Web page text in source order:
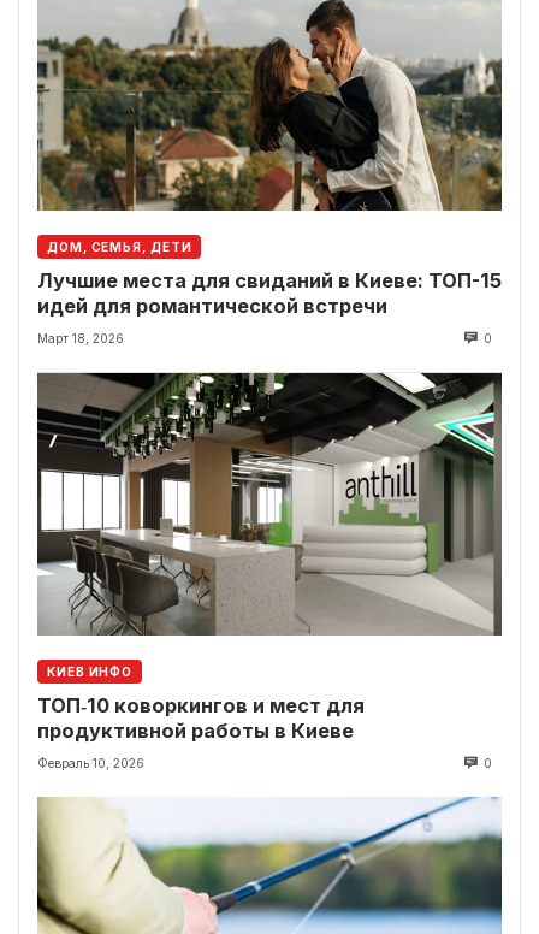
ДОМ, СЕМЬЯ, ДЕТИ
Лучшие места для свиданий в Киеве: ТОП-15
идей для романтической встречи
Март 18, 2026 0
КИЕВ ИНФО
ТОП‑10 коворкингов и мест для
продуктивной работы в Киеве
Февраль 10, 2026 0